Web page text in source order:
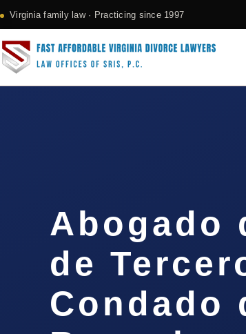
Virginia family law · Practicing since 1997
Abogado
de
Condado